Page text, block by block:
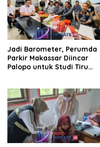
Jadi Barometer, Perumda
Parkir Makassar Diincar
Palopo untuk Studi Tiru